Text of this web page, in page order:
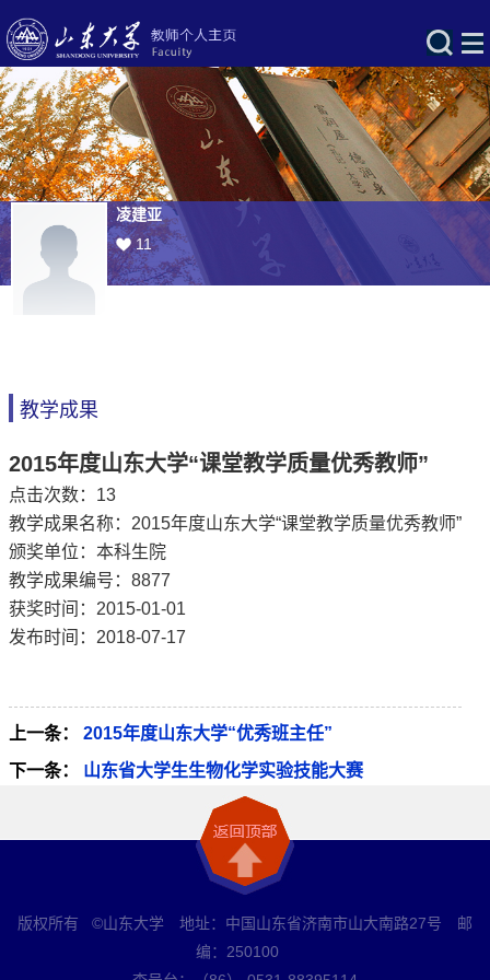
凌建亚
11
教学成果
2015年度山东大学“课堂教学质量优秀教师”
点击次数： 13
教学成果名称：2015年度山东大学“课堂教学质量优秀教师”
颁奖单位：本科生院
教学成果编号：8877
获奖时间：2015-01-01
发布时间：2018-07-17
上一条：
2015年度山东大学“优秀班主任”
下一条：
山东省大学生生物化学实验技能大赛
版权所有 ©山东大学 地址：中国山东省济南市山大南路27号 邮
编：250100